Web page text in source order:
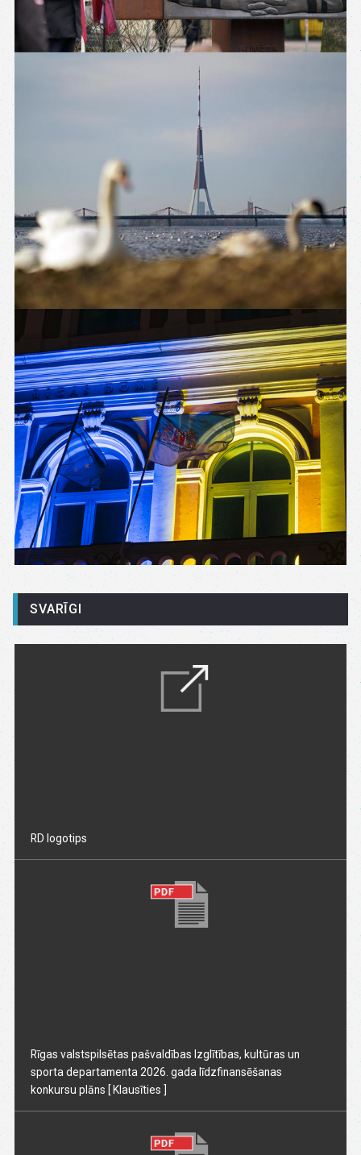
SVARĪGI
RD logotips
Rīgas valstspilsētas pašvaldības Izglītības, kultūras un
sporta departamenta 2026. gada līdzfinansēšanas
konkursu plāns [ Klausīties ]